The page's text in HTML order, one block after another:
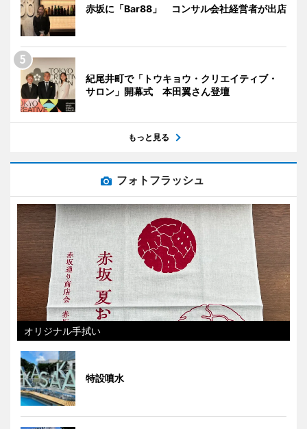
赤坂に「Bar88」 コンサル会社経営者が出店
紀尾井町で「トウキョウ・クリエイティブ・
サロン」開幕式 本田翼さん登壇
もっと見る
フォトフラッシュ
オリジナル手拭い
特設噴水